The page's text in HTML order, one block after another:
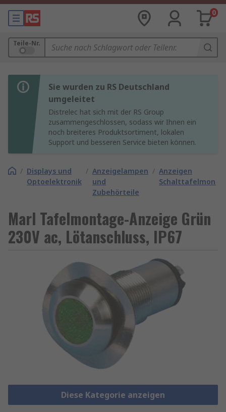
0
Teile-Nr.
Sie wurden zu RS Deutschland
umgeleitet
Distrelec hat sich mit der RS Group
zusammengeschlossen, sodass wir Ihnen ein
noch breiteres Produktsortiment, lokalen
Support und besseren Service bieten können.
/ Displays und
Optoelektronik
/ Anzeigelampen
und
Zubehörteile
/ Anzeigen
Marl Tafelmontage-Anzeige Grün
230V ac, Lötanschluss, IP67
Diese Kategorie anzeigen